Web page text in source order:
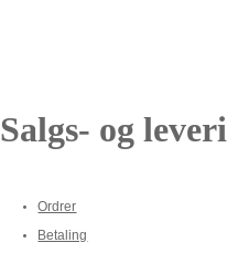
Salgs- og
Ordrer
Betaling